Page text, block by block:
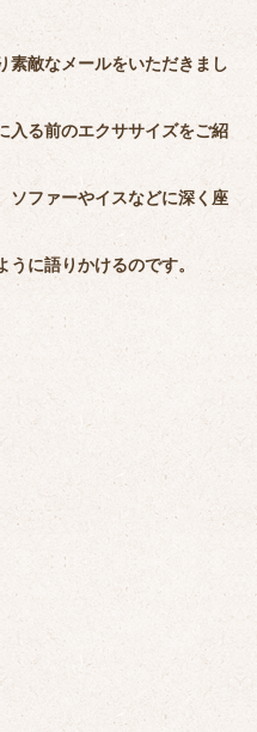
素敵なメールをいただきまし
入る前のエクササイズをご紹
ソファーやイスなどに深く座
に語りかけるのです。